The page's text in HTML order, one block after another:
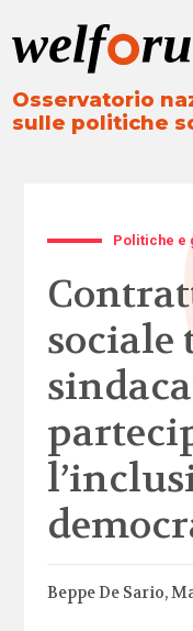
Osservatorio
sulle politiche
Politiche e
Beppe De Sario